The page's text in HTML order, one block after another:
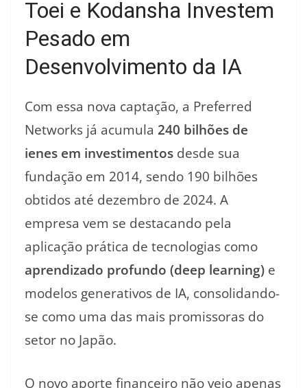
Toei e Kodansha Investem
Pesado em
Desenvolvimento da IA
Com essa nova captação, a Preferred
Networks já acumula 240 bilhões de
ienes em investimentos desde sua
fundação em 2014, sendo 190 bilhões
obtidos até dezembro de 2024. A
empresa vem se destacando pela
aplicação prática de tecnologias como
aprendizado profundo (deep learning) e
modelos generativos de IA, consolidando-
se como uma das mais promissoras do
setor no Japão.
O novo aporte financeiro não veio apenas